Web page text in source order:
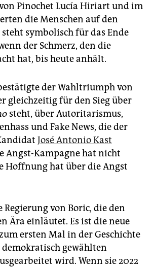
Pinochet Lucía Hiriart und im
die Menschen auf den
symbolisch für das Ende
der Schmerz, den die
hat, bis heute anhält.
der Wahltriumph von
gleichzeitig für den Sieg über
steht, über Autoritarismus,
und Fake News, die der
José Antonio Kast
Angst-Kampagne hat nicht
Hoffnung hat über die Angst
Regierung von Boric, die den
Ära einläutet. Es ist die neue
ersten Mal in der Geschichte
gewählten
wird. Wenn sie 2022